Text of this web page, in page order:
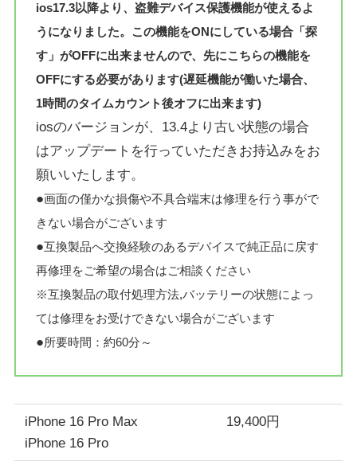
ios17.3以降より、盗難デバイス保護機能が使えるよ
うになりました。この機能をONにしている場合「探
す」がOFFに出来ませんので、先にこちらの機能を
OFFにする必要があります(遅延機能が働いた場合、
1時間のタイムカウント後オフに出来ます)
iosのバージョンが、13.4より古い状態の場合
はアップデートを行っていただきお持込みをお
願いいたします。
●画面の僅かな損傷や不具合端末は修理を行う事がで
きない場合がございます
●互換製品へ交換経験のあるデバイスで純正品に戻す
再修理をご希望の場合はご相談ください
※互換製品の取付処理方法,バッテリーの状態によっ
ては修理をお受けできない場合がございます
●所要時間：約60分～
iPhone 16 Pro Max
iPhone 16 Pro
19,400円